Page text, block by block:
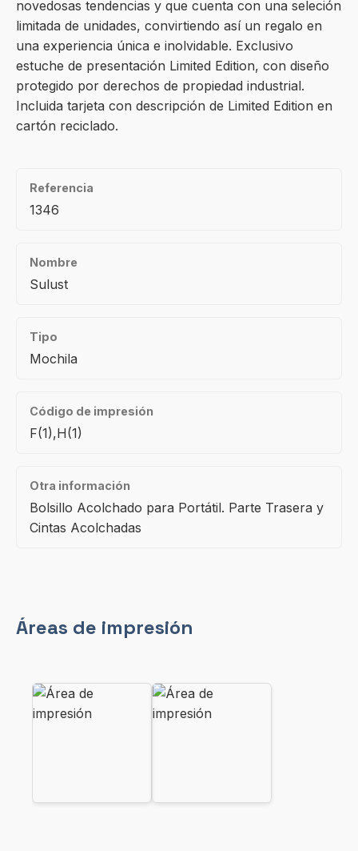
novedosas tendencias y que cuenta con una seleción
limitada de unidades, convirtiendo así un regalo en
una experiencia única e inolvidable. Exclusivo
estuche de presentación Limited Edition, con diseño
protegido por derechos de propiedad industrial.
Incluida tarjeta con descripción de Limited Edition en
cartón reciclado.
Referencia
1346
Nombre
Sulust
Tipo
Mochila
Código de impresión
F(1),H(1)
Otra información
Bolsillo Acolchado para Portátil. Parte Trasera y
Cintas Acolchadas
Áreas de impresión